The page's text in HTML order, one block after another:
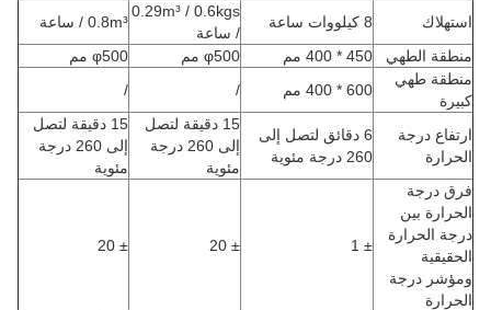
استهلاك
8 كيلووات ساعة
0.29m³ / 0.6kgs
/ ساعة
0.8m³ / ساعة
منطقة الطهي
450 * 400 مم φ500 مم
φ500 مم
منطقة طهي
كبيرة
600 * 400 مم /
/
ارتفاع درجة
الحرارة
6 دقائق لتصل إلى
260 درجة مئوية
15 دقيقة لتصل
إلى 260 درجة
مئوية
15 دقيقة لتصل
إلى 260 درجة
مئوية
فرق درجة
الحرارة بين
درجة الحرارة
الحقيقية
ومؤشر درجة
الحرارة
± 1
± 20
± 20